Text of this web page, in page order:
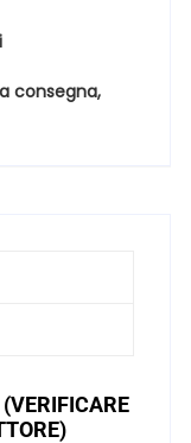
consegna,